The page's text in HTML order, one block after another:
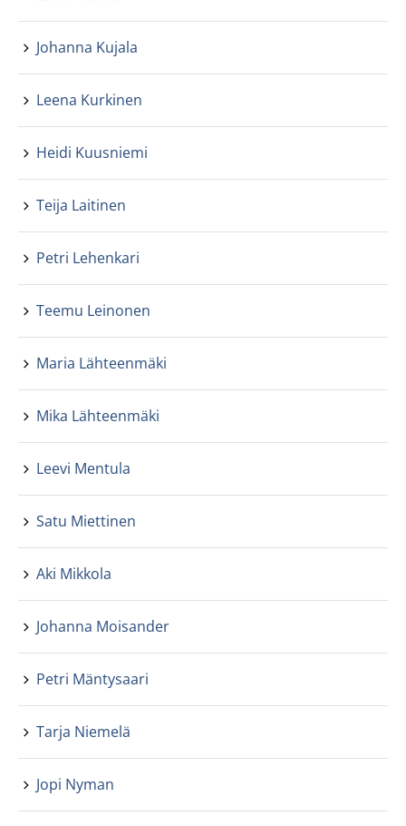
Johanna Kujala
Leena Kurkinen
Heidi Kuusniemi
Teija Laitinen
Petri Lehenkari
Teemu Leinonen
Maria Lähteenmäki
Mika Lähteenmäki
Leevi Mentula
Satu Miettinen
Aki Mikkola
Johanna Moisander
Petri Mäntysaari
Tarja Niemelä
Jopi Nyman